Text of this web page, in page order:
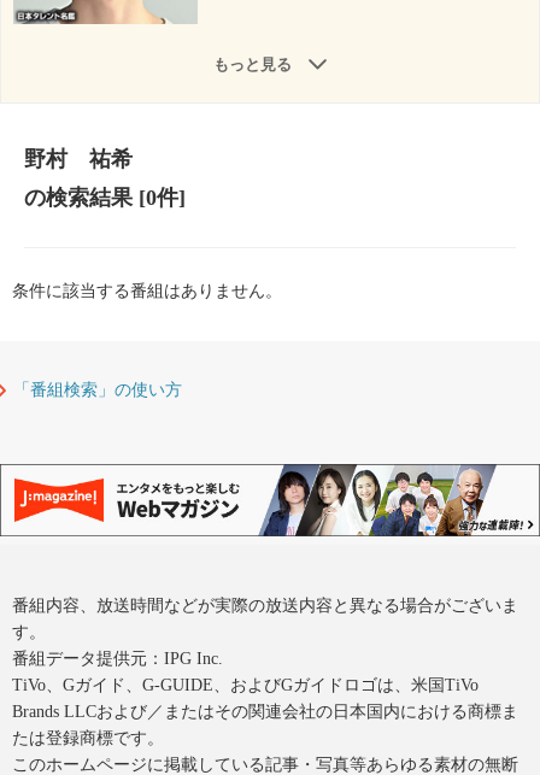
もっと見る
野村 祐希
の検索結果[0件]
条件に該当する番組はありません。
「番組検索」の使い方
番組内容、放送時間などが実際の放送内容と異なる場合がございま
す。
番組データ提供元：IPG Inc.
TiVo、Gガイド、G-GUIDE、およびGガイドロゴは、米国TiVo
Brands LLCおよび／またはその関連会社の日本国内における商標ま
たは登録商標です。
このホームページに掲載している記事・写真等あらゆる素材の無断